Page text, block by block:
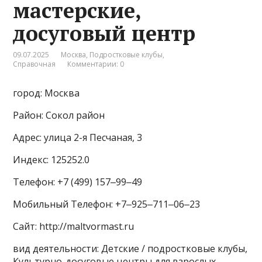
мастерские,
досуговый центр
09.07.2025 Москва, Подростковые клубы,
Справочная
Комментарии: 0
город: Москва
Район: Сокол район
Адрес: улица 2-я Песчаная, 3
Индекс: 125252.0
Телефон: +7 (499) 157‒99‒49
Мобильный Телефон: +7‒925‒711‒06‒23
Сайт: http://maltvormast.ru
вид деятельности: Детские / подростковые клубы,